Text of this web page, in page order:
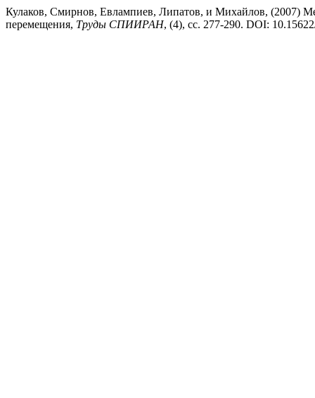
Кулаков, Смирнов, Евлампиев, Липатов, и Михайлов, (2007)
перемещения, Труды СПИИРАН, (4), сс. 277-290. DOI: